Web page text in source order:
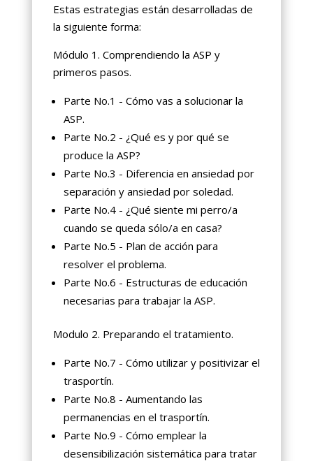
Estas estrategias están desarrolladas de
la siguiente forma:
Módulo 1. Comprendiendo la ASP y
primeros pasos.
Parte No.1 - Cómo vas a solucionar la
ASP.
Parte No.2 - ¿Qué es y por qué se
produce la ASP?
Parte No.3 - Diferencia en ansiedad por
separación y ansiedad por soledad.
Parte No.4 - ¿Qué siente mi perro/a
cuando se queda sólo/a en casa?
Parte No.5 - Plan de acción para
resolver el problema.
Parte No.6 - Estructuras de educación
necesarias para trabajar la ASP.
Modulo 2. Preparando el tratamiento.
Parte No.7 - Cómo utilizar y positivizar el
trasportín.
Parte No.8 - Aumentando las
permanencias en el trasportín.
Parte No.9 - Cómo emplear la
desensibilización sistemática para tratar